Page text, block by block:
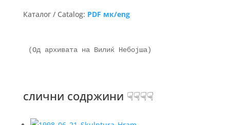
Каталог / Catalog: PDF мк/eng
(Од архивата на Вилиќ Небојша)
слични содржини ☟☟☟☟